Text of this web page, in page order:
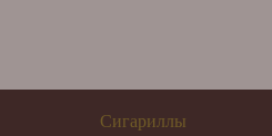
Сигариллы